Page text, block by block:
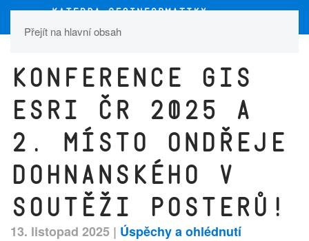
Přejít na hlavní obsah
Konference GIS
Esri ČR 2025 a
2. místo Ondřeje
Dohnanského v
soutěži posterů!
13. listopad 2025 | Úspěchy a ohlédnutí